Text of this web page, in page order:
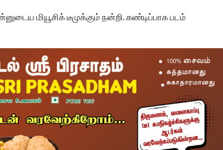
மியூசிக் டீமுக்கும் நன்றி. கண்டிப்பாக படம்